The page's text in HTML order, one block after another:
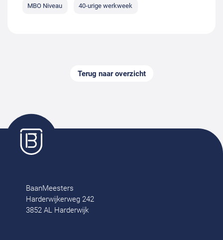
MBO Niveau 40-urige werkweek
Terug naar overzicht
BaanMeesters
Harderwijkerweg 242
3852 AL Harderwijk